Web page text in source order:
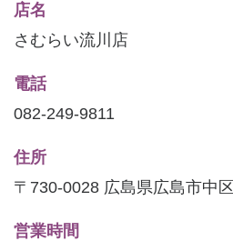
店名
さむらい流川店
電話
082-249-9811
住所
〒730-0028 広島県広島市中
営業時間